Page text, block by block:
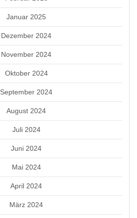
Januar 2025
Dezember 2024
November 2024
Oktober 2024
September 2024
August 2024
Juli 2024
Juni 2024
Mai 2024
April 2024
März 2024